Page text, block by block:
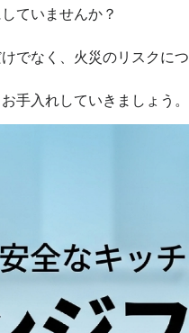
ていませんか？
なく、火災のリスクにつ
手入れしていきましょう。